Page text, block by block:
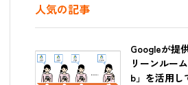
人気の記事
Googleが提
リーンルー
b」を活用し